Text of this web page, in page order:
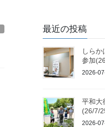
最近の投稿
しら
参加
2026-
平和大
(26/7/
2026-